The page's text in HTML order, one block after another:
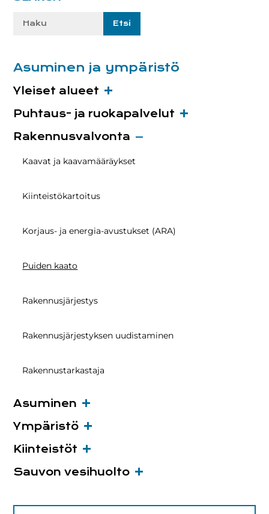
Etsi
Asuminen ja ympäristö
Yleiset alueet
Puhtaus- ja ruokapalvelut
Rakennusvalvonta
Kaavat ja kaavamääräykset
Kiinteistökartoitus
Korjaus- ja energia-avustukset (ARA)
Puiden kaato
Rakennusjärjestys
Rakennusjärjestyksen uudistaminen
Rakennustarkastaja
Asuminen
Ympäristö
Kiinteistöt
Sauvon vesihuolto